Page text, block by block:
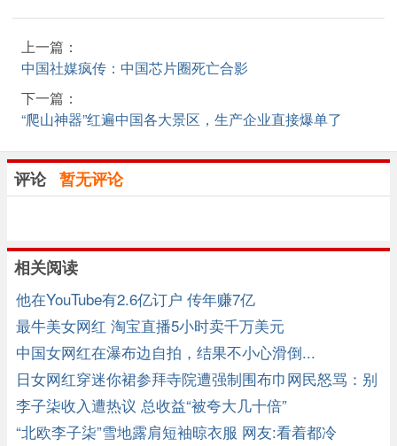
上一篇：
中国社媒疯传：中国芯片圈死亡合影
下一篇：
“爬山神器”红遍中国各大景区，生产企业直接爆单了
评论 暂无评论
相关阅读
他在YouTube有2.6亿订户 传年赚7亿
最牛美女网红 淘宝直播5小时卖千万美元
中国女网红在瀑布边自拍，结果不小心滑倒...
日女网红穿迷你裙参拜寺院遭强制围布巾网民怒骂：别
再来了 ...
李子柒收入遭热议 总收益“被夸大几十倍”
“北欧李子柒”雪地露肩短袖晾衣服 网友:看着都冷